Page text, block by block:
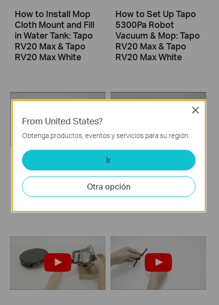
How to Install Mop
Cloth Mount and Fill
in Water Tank: Tapo
RV20 Max & Tapo
RV20 Max White
How to Set Up Tapo
5300Pa Robot
Vacuum & Mop: Tapo
RV20 Max & Tapo
RV20 Max White
How to Clean Main
Wheels: Tapo RV20
Max & Tapo RV20
Max White
How to Clean the
Caster Wheel: Tapo
RV20 Max & Tapo
RV20 Max White
From United States?
Obtenga productos, eventos y servicios para su región.
Ir
Otra opción
Close